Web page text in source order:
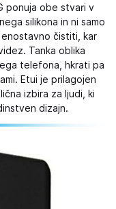
ponuja obe stvari v
silikona in ni samo
čistiti, kar
Tanka oblika
telefona, hkrati pa
Etui je prilagojen
izbira za ljudi, ki
dizajn.